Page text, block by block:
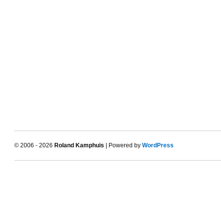
© 2006 - 2026 Roland Kamphuis | Powered by WordPress